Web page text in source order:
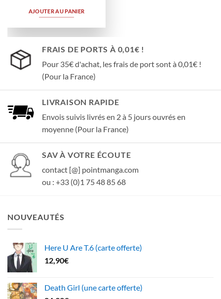
AJOUTER AU PANIER
FRAIS DE PORTS À 0,01€ !
Pour 35€ d'achat, les frais de port sont à 0,01€ !
(Pour la France)
LIVRAISON RAPIDE
Envois suivis livrés en 2 à 5 jours ouvrés en
moyenne (Pour la France)
SAV À VOTRE ÉCOUTE
contact [@] pointmanga.com
ou : +33 (0)1 75 48 85 68
NOUVEAUTÉS
Here U Are T.6 (carte offerte)
12,90€
Death Girl (une carte offerte)